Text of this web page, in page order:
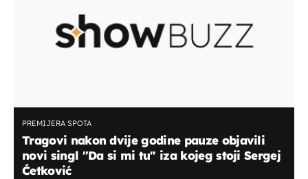
PREMIJERA SPOTA
Tragovi nakon dvije godine pauze objavili
novi singl "Da si mi tu" iza kojeg stoji Sergej
Ćetković